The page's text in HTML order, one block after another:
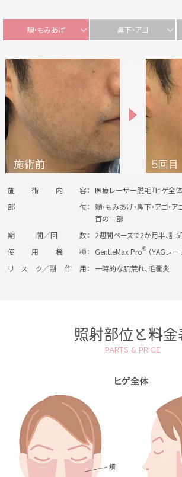
頬・もみあげ 鼻下・アゴ
施 術 内 容：
医療レーザー脱毛『ヒゲ全体
部
位：
頬・もみあげ・鼻下・アゴ・ア
首の一部
期
間／回 数：
2週間ペースで2か月半、計5
使
用 機 種： GentleMax ProⓇ（YAGレー
リ
ス ク／副 作 用： 一時的な肌荒れ、毛嚢炎
照射部位と料金
PARTS & PRICE